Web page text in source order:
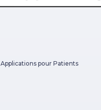
Applications pour Patients